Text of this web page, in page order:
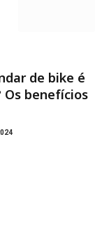
de bike é
Os benefícios